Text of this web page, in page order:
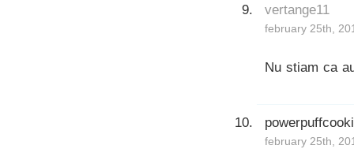
vertange11
february 25th,
Nu stiam ca
february 25th,